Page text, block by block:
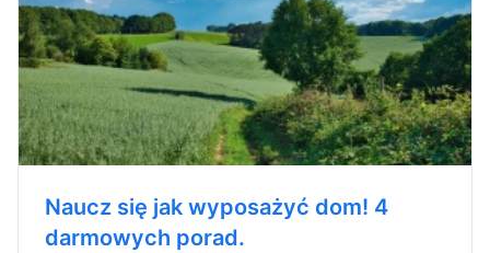
Naucz się jak wyposażyć dom! 4
darmowych porad.